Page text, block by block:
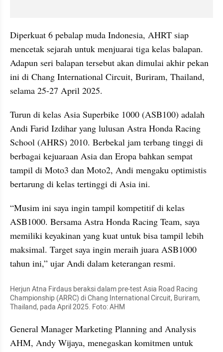
Diperkuat 6 pebalap muda Indonesia, AHRT siap
mencetak sejarah untuk menjuarai tiga kelas balapan.
Adapun seri balapan tersebut akan dimulai akhir pekan
ini di Chang International Circuit, Buriram, Thailand,
selama 25-27 April 2025.
Turun di kelas Asia Superbike 1000 (ASB100) adalah
Andi Farid Izdihar yang lulusan Astra Honda Racing
School (AHRS) 2010. Berbekal jam terbang tinggi di
berbagai kejuaraan Asia dan Eropa bahkan sempat
tampil di Moto3 dan Moto2, Andi mengaku optimistis
bertarung di kelas tertinggi di Asia ini.
“Musim ini saya ingin tampil kompetitif di kelas
ASB1000. Bersama Astra Honda Racing Team, saya
memiliki keyakinan yang kuat untuk bisa tampil lebih
maksimal. Target saya ingin meraih juara ASB1000
tahun ini,” ujar Andi dalam keterangan resmi.
Herjun Atna Firdaus beraksi dalam pre-test Asia Road Racing
Championship (ARRC) di Chang International Circuit, Buriram,
Thailand, pada April 2025. Foto: AHM
General Manager Marketing Planning and Analysis
AHM, Andy Wijaya, menegaskan komitmen untuk